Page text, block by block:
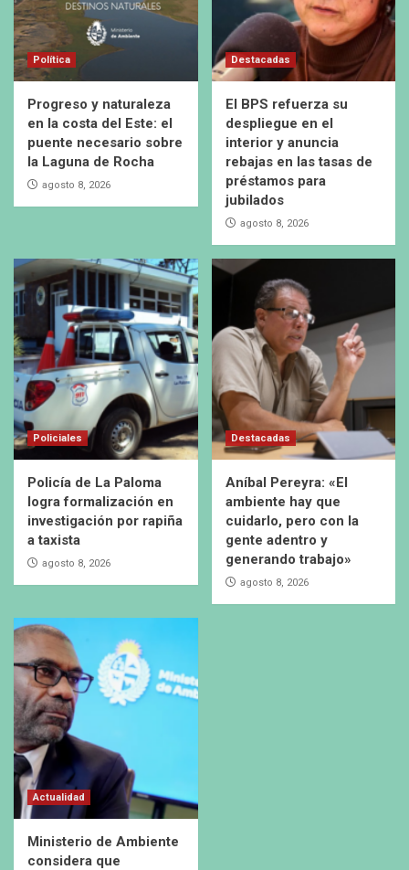
Política
Progreso y naturaleza
en la costa del Este: el
puente necesario sobre
la Laguna de Rocha
agosto 8, 2026
Destacadas
El BPS refuerza su
despliegue en el
interior y anuncia
rebajas en las tasas de
préstamos para
jubilados
agosto 8, 2026
Policiales
Policía de La Paloma
logra formalización en
investigación por rapiña
a taxista
agosto 8, 2026
Destacadas
Aníbal Pereyra: «El
ambiente hay que
cuidarlo, pero con la
gente adentro y
generando trabajo»
agosto 8, 2026
Actualidad
Ministerio de Ambiente
considera que